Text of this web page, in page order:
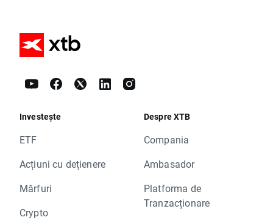
Investește
ETF
Acțiuni cu dețienere
Mărfuri
Crypto
Despre XTB
Compania
Ambasador
Platforma de
Tranzacționare